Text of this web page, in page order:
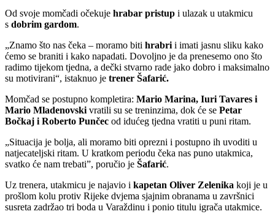
Od svoje momčadi očekuje hrabar pristup i ulazak u utakmicu
s dobrim gardom.
„Znamo što nas čeka – moramo biti hrabrii imati jasnu sliku kako
ćemo se braniti i kako napadati. Dovoljno je da prenesemo ono što
radimo tijekom tjedna, a dečki stvarno rade jako dobro i maksimalno
su motivirani“, istaknuo je trener Šafarić.
Momčad se postupno kompletira: Mario Marina, Iuri Tavares i
Mario Mladenovskivratili su se treninzima, dok će se Petar
Bočkaj i Roberto Punčec od idućeg tjedna vratiti u puni ritam.
„Situacija je bolja, ali moramo biti oprezni i postupno ih uvoditi u
natjecateljski ritam. U kratkom periodu čeka nas puno utakmica,
svatko će nam trebati”, poručio je Šafarić.
Uz trenera, utakmicu je najavio i kapetan Oliver Zelenika koji je u
prošlom kolu protiv Rijeke dvjema sjajnim obranama u završnici
susreta zadržao tri boda u Varaždinu i ponio titulu igrača utakmice.